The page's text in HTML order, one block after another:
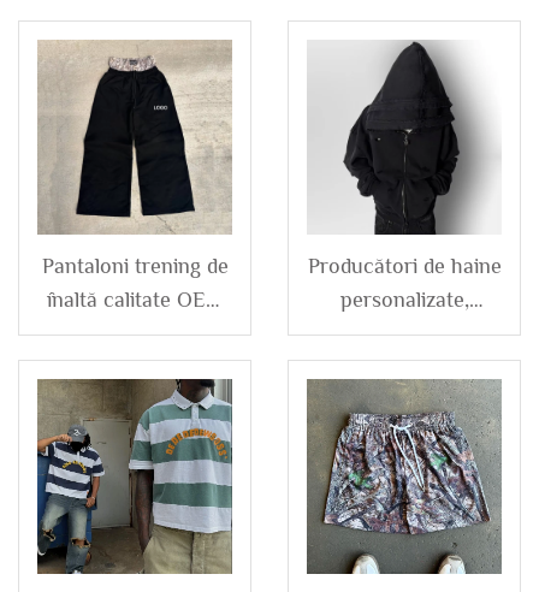
Pantaloni trening de
înaltă calitate OEM
personalizați,
oversize, din bumbac
terry, largi, largi, cu
talie dublă înaltă,
pentru bărbați
Producători de haine
personalizate,
hanorace dublu
strat, cu efect de
spălare acid,
distressed, cu
fermoar, pentru
bărbați